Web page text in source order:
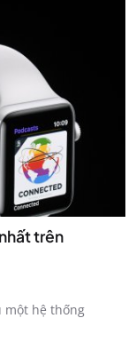
trên
một hệ thống